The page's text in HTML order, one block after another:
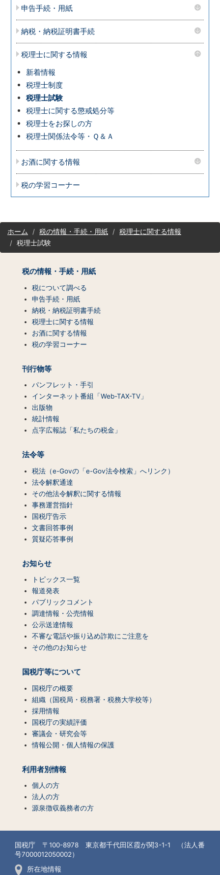
申告手続・用紙
納税・納税証明書手続
税理士に関する情報
新着情報
税理士制度
税理士試験
税理士に関する懲戒処分等
税理士をお探しの方
税理士関係法令等・Ｑ＆Ａ
お酒に関する情報
税の学習コーナー
サ
イホーム 税の情報・手続・用紙
税理士に関する情報
税理士試験
税の情報・手続・用紙
税について調べる
申告手続・用紙
納税・納税証明書手続
税理士に関する情報
お酒に関する情報
税の学習コーナー
刊行物等
パンフレット・手引
インターネット番組「Web-TAX-TV」
出版物
統計情報
点字広報誌「私たちの税金」
法令等
税法（e-Govの「e-Gov法令検索」へリンク）
法令解釈通達
その他法令解釈に関する情報
事務運営指針
国税庁告示
文書回答事例
質疑応答事例
お知らせ
トピックス一覧
報道発表
パブリックコメント
調達情報・公売情報
公示送達情報
不審な電話や振り込め詐欺にご注意を
その他のお知らせ
国税庁等について
国税庁の概要
組織（国税局・税務署・税務大学校等）
採用情報
国税庁の実績評価
審議会・研究会等
情報公開・個人情報の保護
利用者別情報
個人の方
法人の方
源泉徴収義務者の方
国税庁 〒100-8978 東京都千代田区霞が関3-1-1 （法人番
号7000012050002）
所在地情報